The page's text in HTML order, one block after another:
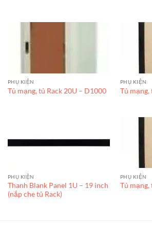
PHỤ KIỆN
Tủ mạng, tủ Rack 20U – D1000
PHỤ KIỆN
Tủ mạng,
PHỤ KIỆN
Thanh Blank Panel 1U – 19 inch
(nắp che tủ Rack)
PHỤ KIỆN
Tủ mạng,